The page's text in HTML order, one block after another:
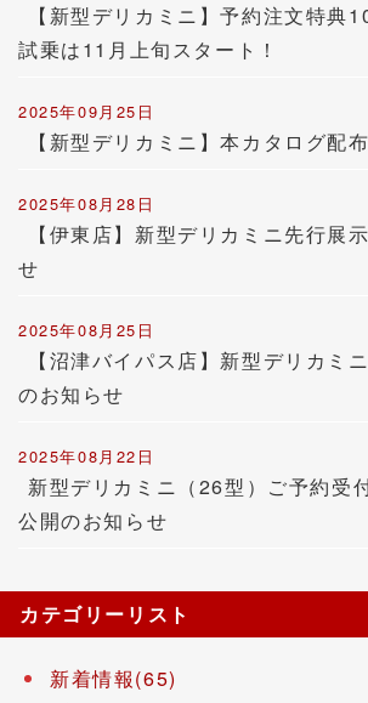
【新型デリカミニ】予約注文特典
試乗は11月上旬スタート！
2025年09月25日
【新型デリカミニ】本カタログ配
2025年08月28日
【伊東店】新型デリカミニ先行展
せ
2025年08月25日
【沼津バイパス店】新型デリカミ
のお知らせ
2025年08月22日
新型デリカミニ（26型）ご予約受
公開のお知らせ
カテゴリーリスト
新着情報(65)